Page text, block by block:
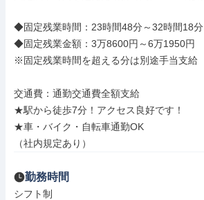
◆固定残業時間：23時間48分～32時間18分
◆固定残業金額：3万8600円～6万1950円
※固定残業時間を超える分は別途手当支給
交通費：通勤交通費全額支給
★駅から徒歩7分！アクセス良好です！
★車・バイク・自転車通勤OK
（社内規定あり）
勤務時間
シフト制